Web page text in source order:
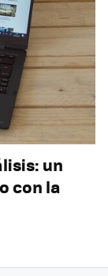
un
con la